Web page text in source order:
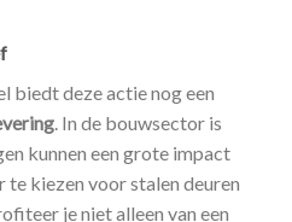
biedt deze actie nog een
. In de bouwsector is
kunnen een grote impact
te kiezen voor stalen deuren
je niet alleen van een